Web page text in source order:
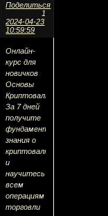
Поделиться
1
2024-04-23
10:59:59
Онлайн-
курс для
новичков
Основы
Криптовалюты
За 7 дней
получите
фундаментальные
знания о
криптовалютах
и
научитесь
всем
операциям
торговли